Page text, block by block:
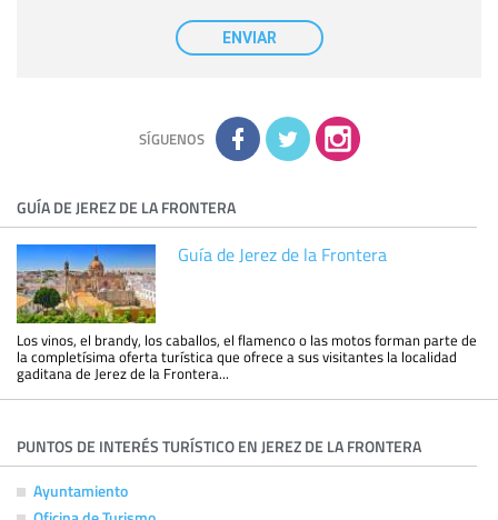
con carácter general, sólo el personal de
nuestra entidad que esté debidamente autorizado podrá
tener conocimiento de la información que le pedimos. No se
comunicarán datos a terceros.
adicional y detallada sobre cómo tratamos sus datos en la
política de privacidad
ENVIAR
SÍGUENOS
GUÍA DE JEREZ DE LA FRONTERA
Guía de Jerez de la Frontera
Los vinos, el brandy, los caballos, el flamenco o las motos forman parte de
la completísima oferta turística que ofrece a sus visitantes la localidad
gaditana de Jerez de la Frontera...
PUNTOS DE INTERÉS TURÍSTICO EN JEREZ DE LA FRONTERA
Ayuntamiento